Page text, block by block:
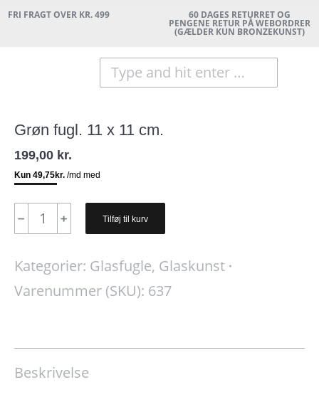
FRI FRAGT OVER KR. 499 60 DAGES RETURRET OG
PENGENE RETUR PÅ WEBORDRER
(GÆLDER KUN BRONZEKUNST)
Grøn fugl. 11 x 11 cm.
199,00 kr.
Grøn
fugl.
x
11
﹣ ﹢ Tilføj til kurv
Kategorier: Glasfugle, Glaskunst
Varenummer (SKU): 637
Beskrivelse